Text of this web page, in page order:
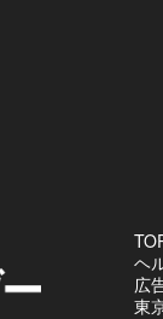
ヘ
広
東